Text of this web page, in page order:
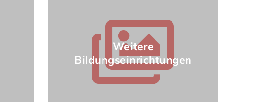
Weitere
Bildungseinrichtungen